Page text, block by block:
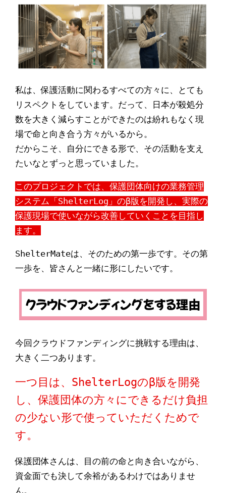
私は、保護活動に関わるすべての方々に、とても
リスペクトをしています。だって、日本が殺処分
数を大きく減らすことができたのは紛れもなく現
場で命と向き合う方々がいるから。
だからこそ、自分にできる形で、その活動を支え
たいなとずっと思っていました。
このプロジェクトでは、保護団体向けの業務管理
システム「ShelterLog」のβ版を開発し、実際の
保護現場で使いながら改善していくことを目指し
ます。
ShelterMateは、そのための第一歩です。その第
一歩を、皆さんと一緒に形にしたいです。
今回クラウドファンディングに挑戦する理由は、
大きく二つあります。
一つ目は、ShelterLogのβ版を開発
し、保護団体の方々にできるだけ負担
の少ない形で使っていただくためで
す。
保護団体さんは、目の前の命と向き合いながら、
資金面でも決して余裕があるわけではありませ
ん。